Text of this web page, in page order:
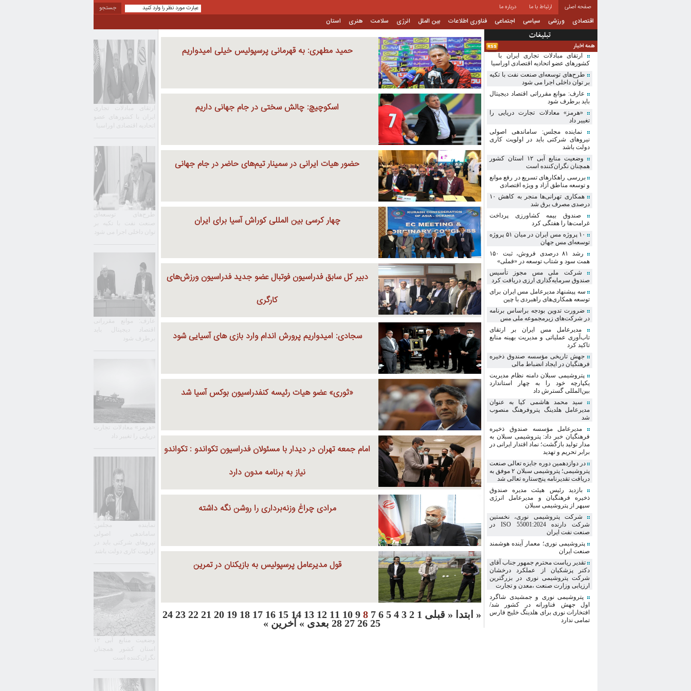
صفحه اصلی ارتباط با ما درباره ما
اقتصادی ورزشی سیاسی اجتماعی فناوری اطلاعات بین الملل انرژی سلامت هنری استان
ارتقای مبادلات تجاری
ایران با کشورهای عضو
اتحادیه اقتصادی اوراسیا
طرح‌های توسعه‌ای
صنعت نفت با تکیه بر
توان داخلی اجرا می شود
عارف: موانع مقرراتی
اقتصاد دیجیتال باید
برطرف شود
«هرمز» معادلات تجارت
دریایی را تغییر داد
نماینده مجلس:
ساماندهی اصولی
نیروهای شرکتی باید در
اولویت کاری دولت باشد
وضعیت منابع آبی ۱۲
استان کشور همچنان
نگران‌کننده است
حمید مطهری: به قهرمانی پرسپولیس خیلی امیدواریم
اسکوچیچ: چالش سختی در جام جهانی داریم
حضور هیات ایرانی در سمینار تیم‌های حاضر در جام جهانی
چهار کرسی بین المللی کوراش آسیا برای ایران
دبیر کل سابق فدراسیون فوتبال عضو جدید فدراسیون ورزش‌های
کارگری
سجادی: امیدواریم پرورش اندام وارد بازی های آسیایی شود
«ثوری» عضو هیات رئیسه کنفدراسیون بوکس آسیا شد
امام جمعه تهران در دیدار با مسئولان فدراسیون تکواندو : تکواندو
نیاز به برنامه مدون دارد
مرادی چراغ وزنه‌برداری را روشن نگه داشته
قول مدیرعامل پرسپولیس به بازیکنان در تمرین
« ابتدا « قبلی 1
2
3
4
5
6
7
8
9
10
11
12
13
14
15
16
17
18
19
20
21
22
23
24
25
26
27
28 بعدی » آخرین »
تبلیغات
همه اخبار
ارتقای مبادلات تجاری ایران با
کشورهای عضو اتحادیه اقتصادی اوراسیا
طرح‌های توسعه‌ای صنعت نفت با تکیه
بر توان داخلی اجرا می شود
عارف: موانع مقرراتی اقتصاد دیجیتال
باید برطرف شود
«هرمز» معادلات تجارت دریایی را
تغییر داد
نماینده مجلس: ساماندهی اصولی
نیروهای شرکتی باید در اولویت کاری
دولت باشد
وضعیت منابع آبی ۱۲ استان کشور
همچنان نگران‌کننده است
بررسی راهکارهای تسریع در رفع موانع
و توسعه مناطق آزاد و ویژه اقتصادی
همکاری تهرانی‌ها منجر به کاهش ۱۰
درصدی مصرف برق شد
صندوق بیمه کشاورزی پرداخت
غرامت‌ها را هفتگی کرد
۱۰ پروژه مس ایران در میان ۵۱ پروژه
توسعه‌ای مس جهان
رشد ۸۱ درصدی فروش، ثبت ۱۵۰
همت سود و شتاب توسعه در «فملی»
شرکت ملی مس مجوز تأسیس
صندوق سرمایه‌گذاری ارزی دریافت کرد
سه پیشنهاد مدیرعامل مس ایران برای
توسعه همکاری‌های راهبردی با چین
ضرورت تدوین بودجه براساس برنامه
در شرکت‌های زیرمجموعه ملی مس
مدیرعامل مس ایران بر ارتقای
تاب‌آوری عملیاتی و مدیریت بهینه منابع
تاکید کرد
جهش تاریخی مؤسسه صندوق ذخیره
فرهنگیان در ایجاد انضباط مالی
پتروشیمی سبلان دامنه نظام مدیریت
یکپارچه خود را به چهار استاندارد
بین‌المللی گسترش داد
سید محمد هاشمی کیا به عنوان
مدیرعامل هلدینگ پتروفرهنگ منصوب
شد
مدیرعامل مؤسسه صندوق ذخیره
فرهنگیان خبر داد: پتروشیمی سبلان به
مدار تولید بازگشت؛ نماد اقتدار ایرانی در
برابر تحریم و تهدید
در دوازدهمین دوره جایزه تعالی صنعت
پتروشیمی؛ پتروشیمی سبلان ۲ موفق به
دریافت تقدیرنامه پنج‌ستاره تعالی شد
بازدید رئیس هیئت مدیره صندوق
ذخیره فرهنگیان و مدیرعامل انرژی
سپهر از پتروشیمی سبلان
شرکت پتروشیمی نوری، نخستین
شرکت دارنده ISO 55001:2024 در
صنعت نفت ایران
پتروشیمی نوری؛ معمار آینده هوشمند
صنعت ایران
تقدیر ریاست محترم جمهور جناب آقای
دکتر پزشکیان از عملکرد درخشان
شرکت پتروشیمی نوری در بزرگترین
ارزیابی وزارت صنعت ،معدن و تجارت
پتروشیمی نوری و جمشیدی شاگرد
ا‌ول جهش فناورانه در کشور شد/
افتخارات نوری برای هلدینگ خلیج فارس
تمامی ندارد